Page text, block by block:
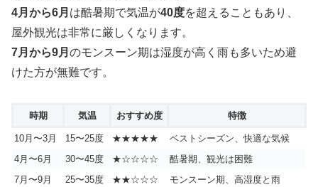
4月から6月 は酷暑期で気温が40度を超えることもあり、
屋外観光は非常に厳しくなります。
7月から9月 のモンスーン期は湿度が高く雨も多いため避
けた方が無難です。
時期 気温 おすすめ度 特徴
10月〜3月 15〜25度 ★★★★★
ベストシーズン、快適な気候
4月〜6月
30〜45度 ★☆☆☆☆
酷暑期、観光は困難
7月〜9月
25〜35度 ★★☆☆☆ モンスーン期、高湿度と雨